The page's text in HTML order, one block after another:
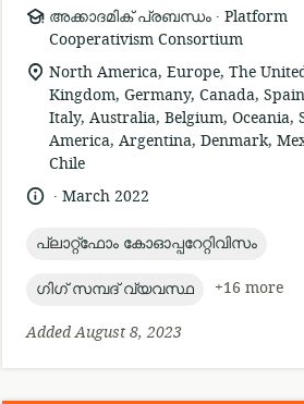
resource
format:
അക്കാദമിക് പ്രബന്ധം .
publisher:
Platform
Cooperativism Consortium
location
of
relevance:
North America, Europe, The
Kingdom, Germany, Canada,
Italy, Australia, Belgium, Oceania,
America, Argentina, Denmark,
Chile
language:
.
dateMarch 2022
topic:
പ്ലാറ്റ്ഫോം കോഓപ്പറേറ്റിവിസം
topic:
ഗിഗ് സമ്പദ് വ്യവസ്ഥ
+16 more
Added August 8, 2023